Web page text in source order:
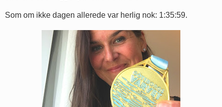
Som om ikke dagen allerede var herlig nok: 1:35:59.